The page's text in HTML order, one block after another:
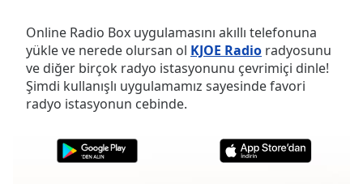
Skip
Forward
Mute
Current
Time0:00
Duration-:-
Online Radio Box uygulamasını akıllı telefonuna
yükle ve nerede olursan ol KJOE Radio radyosunu
ve diğer birçok radyo istasyonunu çevrimiçi dinle!
Şimdi kullanışlı uygulamamız sayesinde favori
radyo istasyonun cebinde.